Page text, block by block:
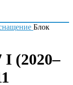
Блок
(2020–